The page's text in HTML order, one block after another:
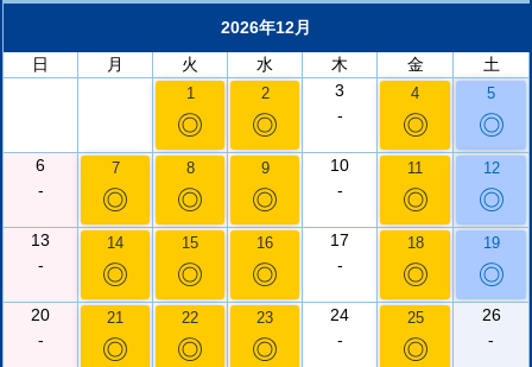
2026年12月
日
月 火 水 木 金 土
1
◎
2
◎
3
-
4
◎
5
◎
6
-
7
◎
8
◎
9
◎
10
-
11
◎
12
◎
13
-
14
◎
15
◎
16
◎
17
-
18
◎
19
◎
20
-
21
◎
22
◎
23
◎
24
-
25
◎
26
-